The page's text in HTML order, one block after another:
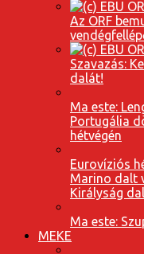
Az ORF
Szavazás:
dalát!
Ma este:
Portugália
hétvégén
Eurovíziós
Marino dalt
Királyság
Ma este:
MEKE